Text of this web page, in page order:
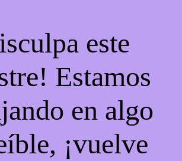
este
Estamos
en algo
¡vuelve